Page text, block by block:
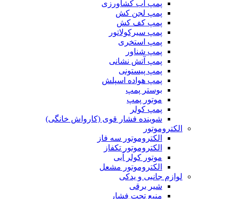
پمپ آب کشاورزی
پمپ لجن کش
پمپ کف کش
پمپ سیرکولاتور
پمپ استخری
پمپ شناور
پمپ آتش نشانی
پمپ پیستونی
پمپ هواده اسپلش
بوستر پمپ
موتور پمپ
پمپ کولر
شوینده فشار قوی (کارواش خانگی)
الکتروموتور
الکتروموتور سه فاز
الکتروموتور تکفاز
موتور کولر آبی
الکتروموتور مشعل
لوازم جانبی و یدکی
شیر برقی
منبع تحت فشار